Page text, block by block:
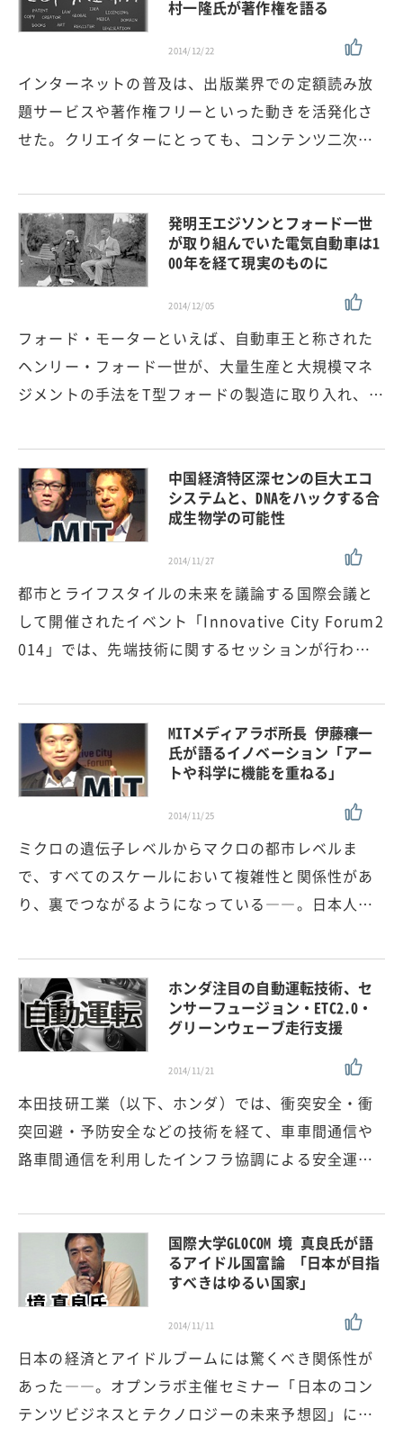
村一隆氏が著作権を語る
2014/12/22
インターネットの普及は、出版業界での定額読み放
題サービスや著作権フリーといった動きを活発化さ
せた。クリエイターにとっても、コンテンツ二次…
発明王エジソンとフォード一世
が取り組んでいた電気自動車は1
00年を経て現実のものに
2014/12/05
フォード・モーターといえば、自動車王と称された
ヘンリー・フォード一世が、大量生産と大規模マネ
ジメントの手法をT型フォードの製造に取り入れ、…
中国経済特区深センの巨大エコ
システムと、DNAをハックする合
成生物学の可能性
2014/11/27
都市とライフスタイルの未来を議論する国際会議と
して開催されたイベント「Innovative City Forum2
014」では、先端技術に関するセッションが行わ…
MITメディアラボ所長 伊藤穰一
氏が語るイノベーション「アー
トや科学に機能を重ねる」
2014/11/25
ミクロの遺伝子レベルからマクロの都市レベルま
で、すべてのスケールにおいて複雑性と関係性があ
り、裏でつながるようになっている――。日本人…
ホンダ注目の自動運転技術、セ
ンサーフュージョン・ETC2.0・
グリーンウェーブ走行支援
2014/11/21
本田技研工業（以下、ホンダ）では、衝突安全・衝
突回避・予防安全などの技術を経て、車車間通信や
路車間通信を利用したインフラ協調による安全運…
国際大学GLOCOM 境 真良氏が語
るアイドル国富論 「日本が目指
すべきはゆるい国家」
2014/11/11
日本の経済とアイドルブームには驚くべき関係性が
あった――。オプンラボ主催セミナー「日本のコン
テンツビジネスとテクノロジーの未来予想図」に…